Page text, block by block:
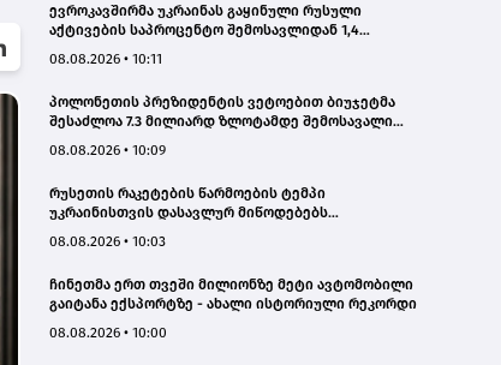
ევროკავშირმა უკრაინას გაყინული რუსული
აქტივების საპროცენტო შემოსავლიდან 1,4
08.08.2026 • 10:11
პოლონეთის პრეზიდენტის ვეტოებით ბიუჯეტმა
შესაძლოა 7.3 მილიარდ ზლოტამდე შემოსავალი
08.08.2026 • 10:09
რუსეთის რაკეტების წარმოების ტემპი
უკრაინისთვის დასავლურ მიწოდებებს
08.08.2026 • 10:03
ჩინეთმა ერთ თვეში მილიონზე მეტი ავტომობილი
გაიტანა ექსპორტზე - ახალი ისტორიული რეკორდი
08.08.2026 • 10:00